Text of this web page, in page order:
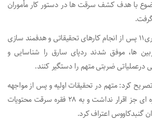
با هدف كشف سرقت ها در دستور كار مأموران
وی افزود: مأموران كلانتری11 پس از انجام كارهای تحقيقاتی و هدفمند سازی
ها، موفق شدند ردپای سارق را شناسایی و
درعملياتی ضربتی متهم را دستگير كنند.
كرد: متهم در تحقیقات اولیه و پس از مواجهه
با مستندات پلیس، چاره ای جز اقرار نداشت و به 28 فقره سرقت محتويات
گنبدكاووس اعتراف کرد.